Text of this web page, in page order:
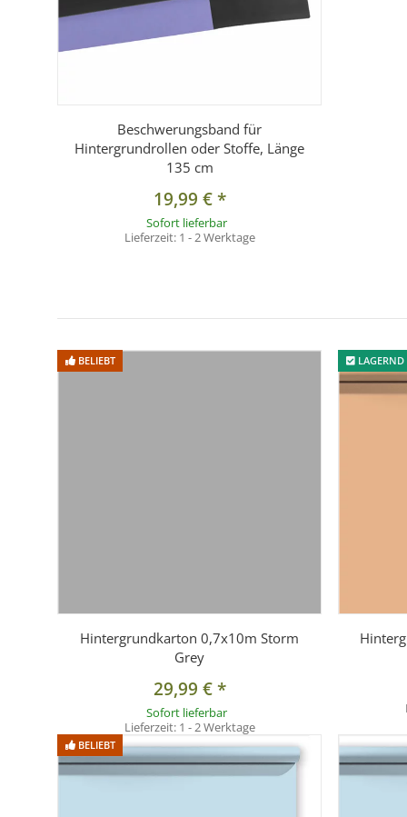
Ein Widerruf oder Umtausch ist nach Bestellung
Beschwerungsband für
Hintergrundrollen oder Stoffe, Länge
135 cm
19,99 €*
Sofort lieferbar
Lieferzeit: 1 - 2 Werktage
BELIEBT
Hintergrundkarton 0,7x10m Storm
Grey
29,99 €*
Sofort lieferbar
Lieferzeit: 1 - 2 Werktage
LAGERND
BELIEBT